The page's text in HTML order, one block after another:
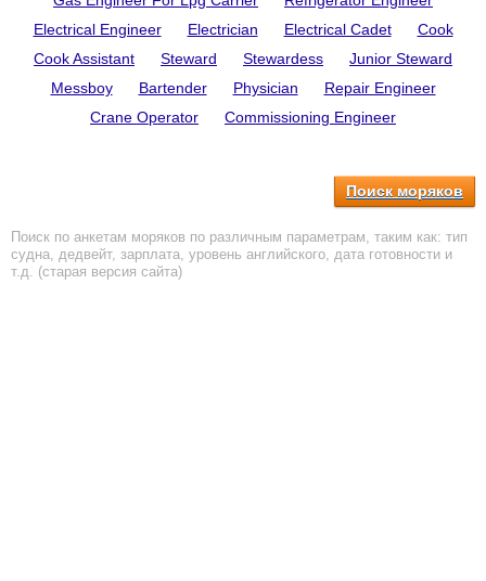
Electrical Engineer
Electrician Electrical Cadet
Cook
Cook Assistant
Steward Stewardess
Junior Steward
Messboy
Bartender Physician
Repair Engineer
Crane Operator
Commissioning Engineer
Поиск моряков
Поиск по анкетам моряков по различным параметрам, таким как: тип
судна, дедвейт, зарплата, уровень английского, дата готовности и
т.д. (старая версия сайта)